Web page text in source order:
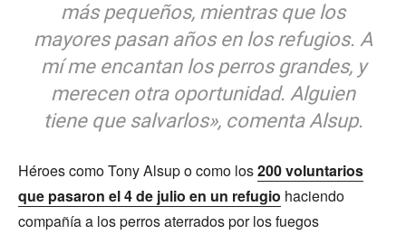
más pequeños, mientras que los
mayores pasan años en los refugios. A
mí me encantan los perros grandes, y
merecen otra oportunidad. Alguien
tiene que salvarlos», comenta Alsup.
Héroes como Tony Alsup o como los200 voluntarios
que pasaron el 4 de julio en un refugio haciendo
compañía a los perros aterrados por los fuegos